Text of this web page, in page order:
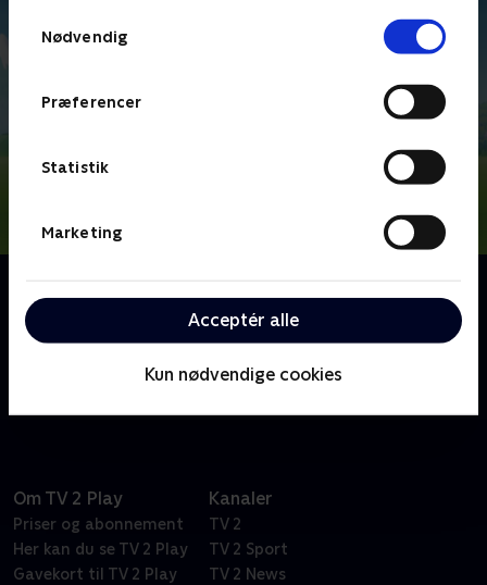
Nødvendig
Præferencer
Statistik
Marketing
Acceptér alle
Kun nødvendige cookies
Nickelodeons animerede børneserie, PAW Patrol,
handler om de seks heroiske redningshvalpe Chase,
Marshall, Rocky, Rubble, Zuma og Skye - med den
teknik-kyndige dreng, Ryder, i spidsen.
Om TV 2 Play
Priser og abonnement
Her kan du se TV 2 Play
Gavekort til TV 2 Play
Kanaler
TV 2
TV 2 Sport
TV 2 News